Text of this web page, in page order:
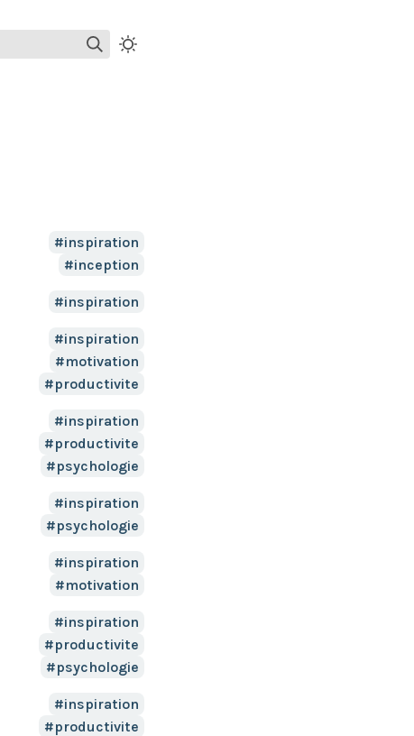
inspiration
inception
inspiration
inspiration
motivation
productivite
inspiration
productivite
psychologie
inspiration
psychologie
inspiration
motivation
inspiration
productivite
psychologie
inspiration
productivite